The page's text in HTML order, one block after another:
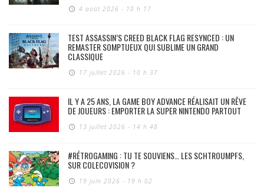
4 août 2026 - 10 h 17
TEST ASSASSIN’S CREED BLACK FLAG RESYNCED : UN
REMASTER SOMPTUEUX QUI SUBLIME UN GRAND
CLASSIQUE
17 juillet 2026 - 10 h 37
IL Y A 25 ANS, LA GAME BOY ADVANCE RÉALISAIT UN RÊVE
DE JOUEURS : EMPORTER LA SUPER NINTENDO PARTOUT
13 juillet 2026 - 14 h 48
#RÉTROGAMING : TU TE SOUVIENS… LES SCHTROUMPFS,
SUR COLECOVISION ?
19 juin 2026 - 19 h 02